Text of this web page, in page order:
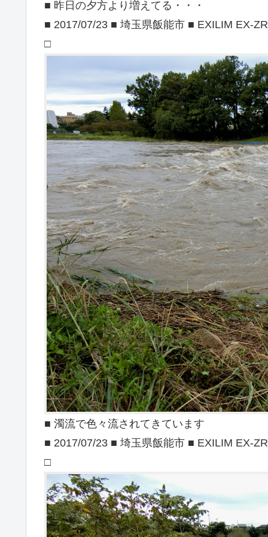
■ 昨日の夕方より増えてる・・・
■ 2017/07/23 ■ 埼玉県飯能市 ■ EXILIM EX-
□
■ 濁流で色々流されてきています
■ 2017/07/23 ■ 埼玉県飯能市 ■ EXILIM EX-
□